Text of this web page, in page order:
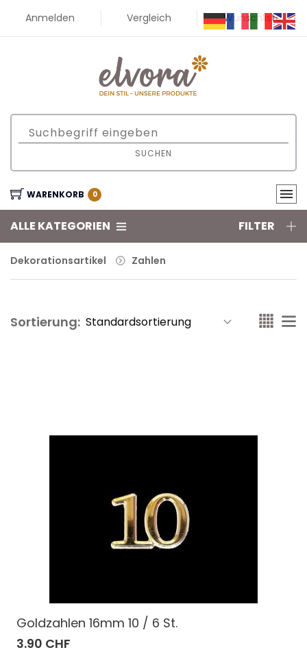
Anmelden Vergleich Wunschliste
SUCHEN
WARENKORB 0
ALLE KATEGORIEN FILTER
Dekorationsartikel Zahlen
Sortierung:
Goldzahlen 16mm 10 / 6 St.
3.90 CHF